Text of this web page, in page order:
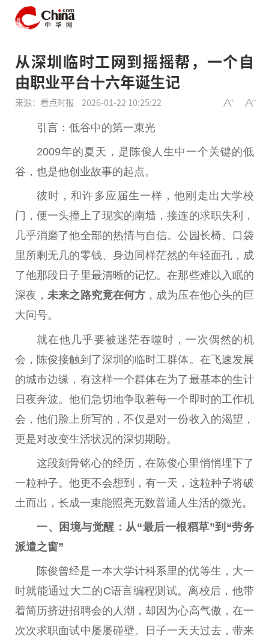
从深圳临时工网到摇摇帮，一个自
由职业平台十六年诞生记
来源：看点时报 2026-01-22 10:25:22
引言：低谷中的第一束光
2009年的夏天，是陈俊人生中一个关键的低
谷，也是他创业故事的起点。
彼时，和许多应届生一样，他刚走出大学校
门，便一头撞上了现实的南墙，接连的求职失利，
几乎消磨了他全部的热情与自信。公园长椅、口袋
里所剩无几的零钱、身边同样茫然的年轻面孔，成
了他那段日子里最清晰的记忆。在那些难以入眠的
深夜，未来之路究竟在何方 ，成为压在他心头的巨
大问号。
就在他几乎要被迷茫吞噬时，一次偶然的机
会，陈俊接触到了深圳的临时工群体。在飞速发展
的城市边缘，有这样一个群体在为了最基本的生计
日夜奔波。他们急切地争取着每一个即时的工作机
会，他们脸上所写的，不仅是对一份收入的渴望，
更是对改变生活状况的深切期盼。
这段刻骨铭心的经历，在陈俊心里悄悄埋下了
一粒种子。他更不会想到，有一天，这粒种子将破
土而出，长成一束能照亮无数普通人生活的微光。
一、困境与觉醒：从“最后一根稻草”到“劳务
派遣之窗”
陈俊曾经是一本大学计科系里的优等生，大一
时就能通过大二的C语言编程测试。离校后，他带
着简历挤进招聘会的人潮，却因为心高气傲，在一
次次求职面试中屡屡碰壁。日子一天天过去，带来